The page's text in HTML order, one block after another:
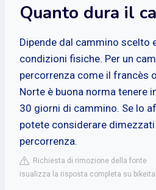
Quanto dura il
Dipende dal cammino scelto
condizioni fisiche. Per un
percorrenza come il francès
Norte è buona norma tenere
30 giorni di cammino. Se lo
potete considerare
percorrenza.
Richiesta di rimozione della fonte
isualizza la risposta completa su